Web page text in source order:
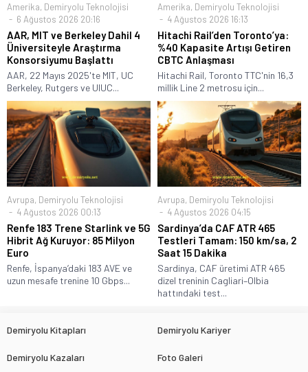
Amerika, Demiryolu Teknolojisi
6 Ağustos 2026 20:16
AAR, MIT ve Berkeley Dahil 4
Üniversiteyle Araştırma
Konsorsiyumu Başlattı
AAR, 22 Mayıs 2025'te MIT, UC
Berkeley, Rutgers ve UIUC...
Amerika, Demiryolu Teknolojisi
4 Ağustos 2026 16:13
Hitachi Rail’den Toronto’ya:
%40 Kapasite Artışı Getiren
CBTC Anlaşması
Hitachi Rail, Toronto TTC'nin 16,3
millik Line 2 metrosu için...
Avrupa, Demiryolu Teknolojisi
4 Ağustos 2026 00:13
Renfe 183 Trene Starlink ve 5G
Hibrit Ağ Kuruyor: 85 Milyon
Euro
Renfe, İspanya’daki 183 AVE ve
uzun mesafe trenine 10 Gbps...
Avrupa, Demiryolu Teknolojisi
4 Ağustos 2026 04:15
Sardinya’da CAF ATR 465
Testleri Tamam: 150 km/sa, 2
Saat 15 Dakika
Sardinya, CAF üretimi ATR 465
dizel treninin Cagliari–Olbia
hattındaki test...
Demiryolu Kitapları Demiryolu Kariyer
Demiryolu Kazaları Foto Galeri